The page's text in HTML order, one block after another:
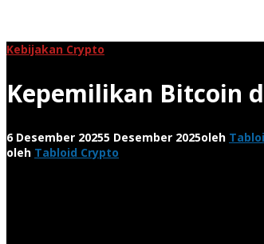
Kebijakan Crypto
Kepemilikan Bitcoin
6 Desember 20255 Desember 2025oleh
oleh Tabloid Crypto